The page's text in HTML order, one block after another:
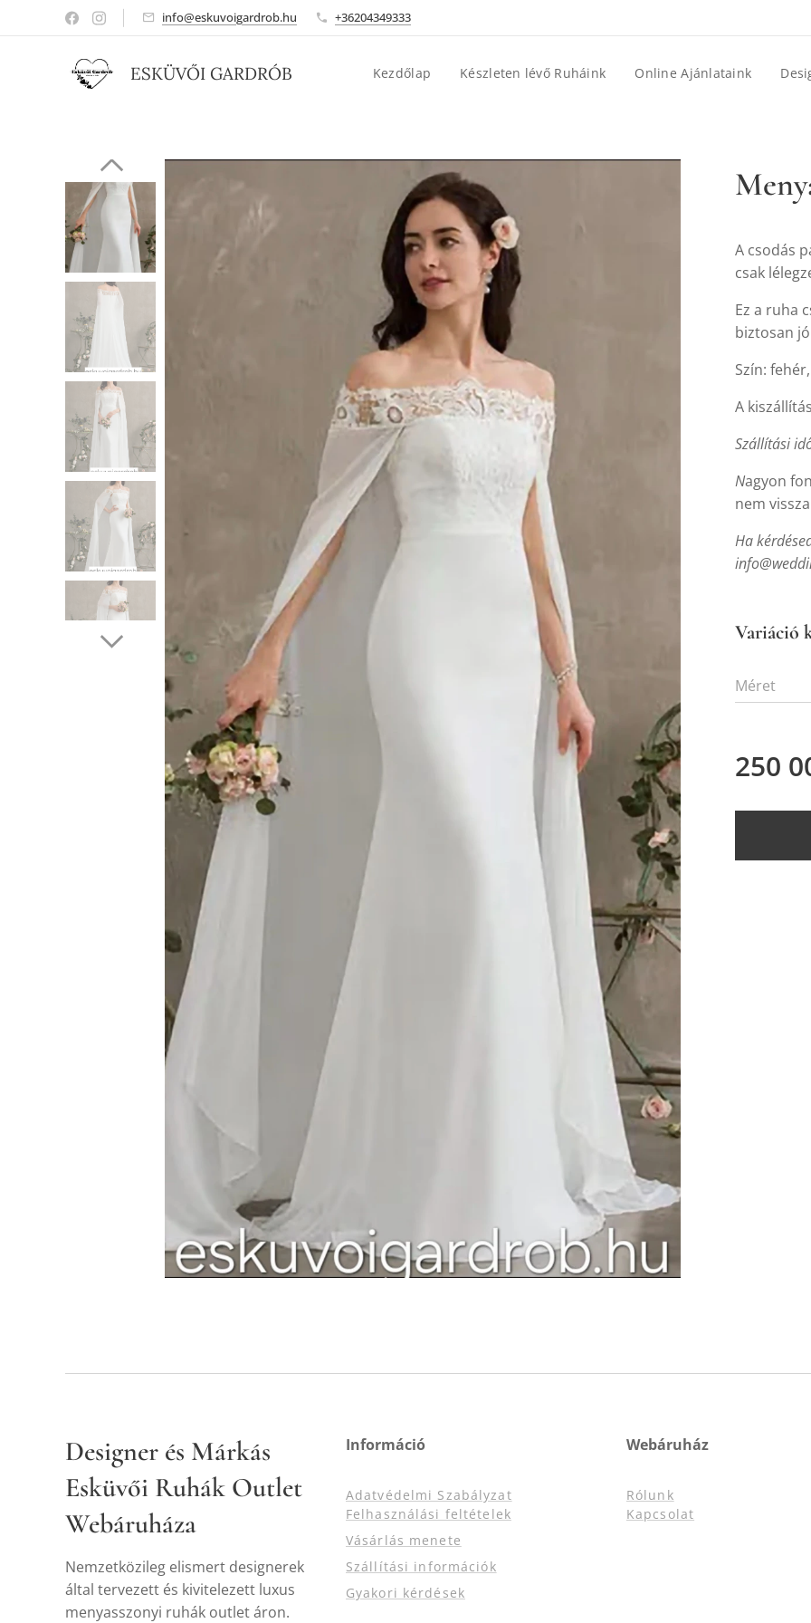
info@eskuvoigardrob.hu +36204349333
ESKÜVŐI GARDRÓB Kezdőlap Készleten lévő Ruháink Online Ajánlataink
A csodás
csak
Ez a ruha
biztosan
Szín:
A kiszállítás
Szállítási
Nagyon
nem
Ha
Variáció
Méret
250
Designer és Márkás
Esküvői Ruhák Outlet
Webáruháza
Nemzetközileg elismert designerek
által tervezett és kivitelezett luxus
menyasszonyi ruhák outlet áron.
Információ
Adatvédelmi Szabályzat
Felhasználási feltételek
Vásárlás menete
Szállítási információk
Gyakori kérdések
Webáruház
Rólunk
Kapcsolat